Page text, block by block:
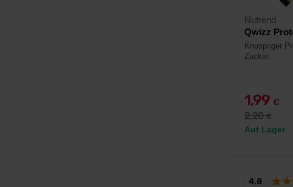
Nutrend
Qwizz
Knuspriger
Zucker.
1,99 €
2,20€
Auf Lager
4,8